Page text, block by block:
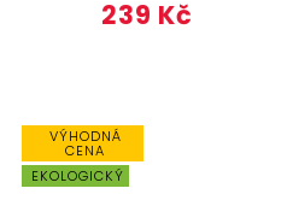
239 Kč
VÝHODNÁ
CENA
EKOLOGICKÝ